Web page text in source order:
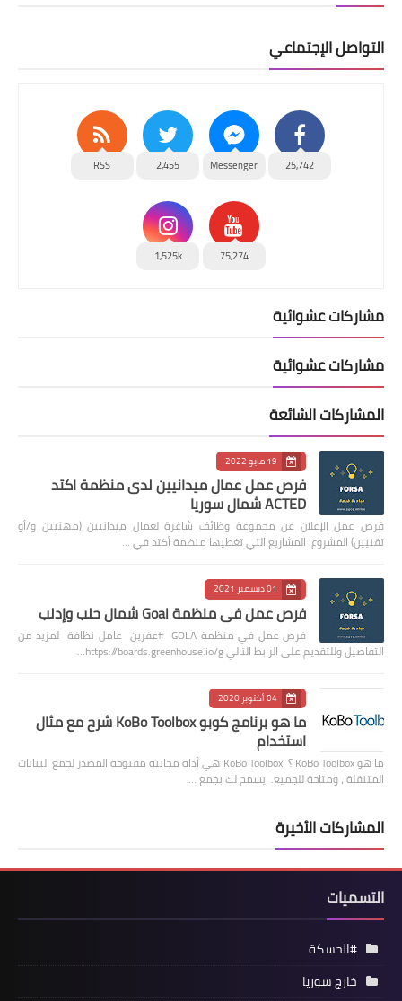
التواصل الإجتماعي
25,742
Messenger
2,455
RSS
75,274
1,525k
مشاركات عشوائية
مشاركات عشوائية
المشاركات الشائعة
19 مايو 2022
فرص عمل عمال ميدانيين لدى منظمة اكتد
ACTED شمال سوريا
فرص عمل الإعلان عن مجموعة وظائف شاغرة لعمال ميدانيين (مهنيين و/أو
تقنيين) المشروع: المشاريع التي تغطيها منظمة أكتد في …
01 ديسمبر 2021
فرص عمل في منظمة Goal شمال حلب وإدلب
فرص عمل في منظمة GOLA #عفرين عامل نظافة لمزيد من
التفاصيل وللتقديم على الرابط التالي https://boards.greenhouse.io/g…
04 أكتوبر 2020
ما هو برنامج كوبو KoBo Toolbox شرح مع مثال
استخدام
ما هو KoBo Toolbox ؟ KoBo Toolbox هي أداة مجانية مفتوحة المصدر لجمع البيانات
المتنقلة ، ومتاحة للجميع. يسمح لك بجمع …
المشاركات الأخيرة
التسميات
#الحسكة
خارج سوريا